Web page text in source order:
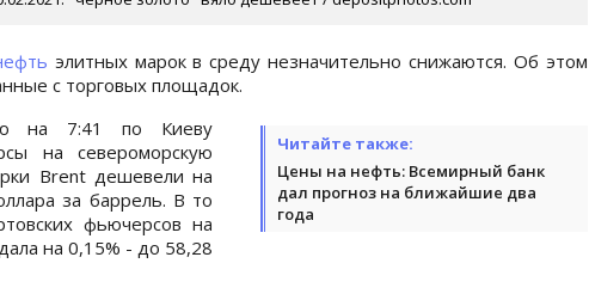
элитных марок в среду незначительно снижаются. Об этом
с торговых площадок.
Читайте также:
Цены на нефть: Всемирный банк
дал прогноз на ближайшие два
года
на 7:41 по Киеву
на североморскую
Brent дешевели на
за баррель. В то
фьючерсов на
на 0,15% - до 58,28